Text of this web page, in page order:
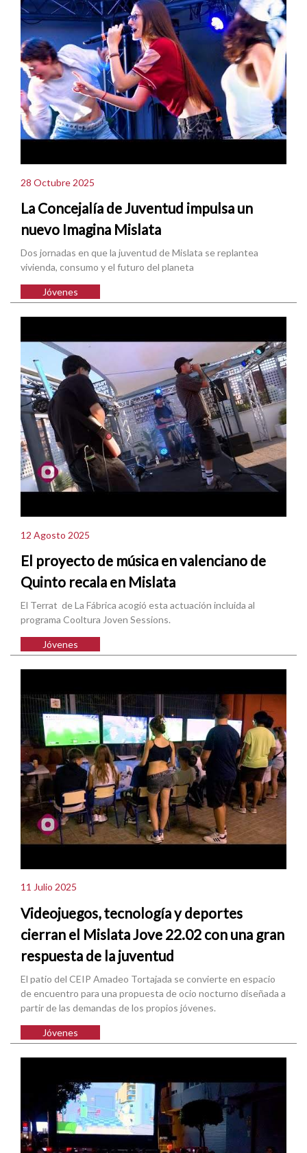
28 Octubre 2025
La Concejalía de Juventud impulsa un
nuevo Imagina Mislata
Dos jornadas en que la juventud de Mislata se replantea
vivienda, consumo y el futuro del planeta
Jóvenes
12 Agosto 2025
El proyecto de música en valenciano de
Quinto recala en Mislata
El Terrat de La Fábrica acogió esta actuación incluida al
programa Cooltura Joven Sessions.
Jóvenes
11 Julio 2025
Videojuegos, tecnología y deportes
cierran el Mislata Jove 22.02 con una gran
respuesta de la juventud
El patio del CEIP Amadeo Tortajada se convierte en espacio
de encuentro para una propuesta de ocio nocturno diseñada a
partir de las demandas de los propios jóvenes.
Jóvenes